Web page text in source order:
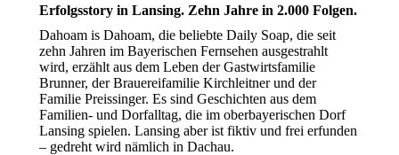
Erfolgsstory in Lansing. Zehn Jahre in 2.000 Folgen.
Dahoam is Dahoam, die beliebte Daily Soap, die seit
zehn Jahren im Bayerischen Fernsehen ausgestrahlt
wird, erzählt aus dem Leben der Gastwirtsfamilie
Brunner, der Brauereifamilie Kirchleitner und der
Familie Preissinger. Es sind Geschichten aus dem
Familien- und Dorfalltag, die im oberbayerischen Dorf
Lansing spielen. Lansing aber ist fiktiv und frei erfunden
– gedreht wird nämlich in Dachau.